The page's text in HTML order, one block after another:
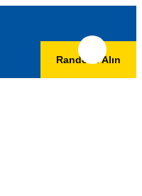
Randevu Alın